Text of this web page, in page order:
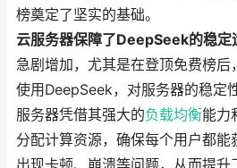
榜奠定了坚实的基础。
云服务器保障了DeepSeek的稳定
急剧增加，尤其是在登顶免费榜后
使用DeepSeek，对服务器的稳定
服务器凭借其强大的负载均衡能力
分配计算资源，确保每个用户都